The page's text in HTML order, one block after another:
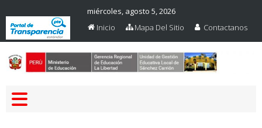
miércoles, agosto 5, 2026
Inicio
Mapa Del Sitio Contactanos